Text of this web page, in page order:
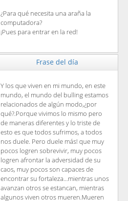
¿Para qué necesita una araña la
computadora?
¡Pues para entrar en la red!
Frase del día
Y los que viven en mi mundo, en este
mundo, el mundo del bulling estamos
relacionados de algún modo,¿por
qué?.Porque vivimos lo mismo pero
de maneras diferentes y lo triste de
esto es que todos sufrimos, a todos
nos duele. Pero duele más! que muy
pocos logren sobrevivir, muy pocos
logren afrontar la adversidad de su
caos, muy pocos son capaces de
encontrar su fortaleza...mientras unos
avanzan otros se estancan, mientras
algunos viven otros mueren.Mueren